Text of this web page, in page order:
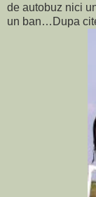
de autobuz nici
un ban…Dupa